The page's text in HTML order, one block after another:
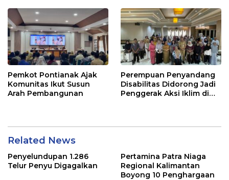
Pemkot Pontianak Ajak
Komunitas Ikut Susun
Arah Pembangunan
Perempuan Penyandang
Disabilitas Didorong Jadi
Penggerak Aksi Iklim di
Related News
Penyelundupan 1.286
Telur Penyu Digagalkan
Pertamina Patra Niaga
Regional Kalimantan
Boyong 10 Penghargaan